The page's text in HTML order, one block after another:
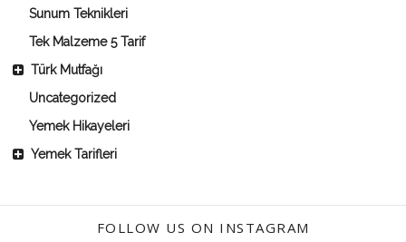
Sunum Teknikleri
Tek Malzeme 5 Tarif
Türk Mutfağı
Uncategorized
Yemek Hikayeleri
Yemek Tarifleri
FOLLOW US ON INSTAGRAM